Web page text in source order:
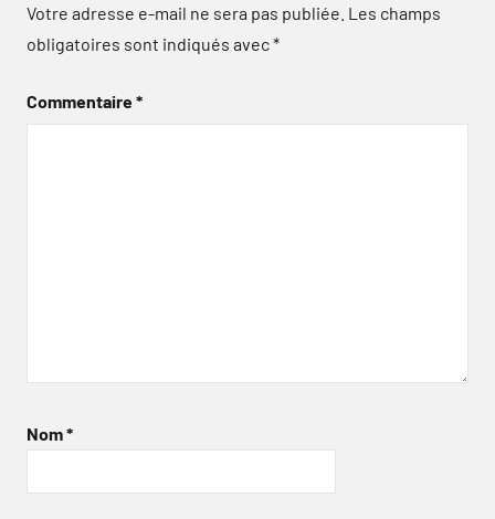
Votre adresse e-mail ne sera pas publiée. Les champs
obligatoires sont indiqués avec*
Commentaire*
Nom*